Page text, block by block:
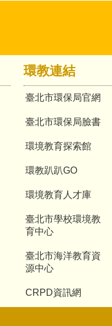
環教連結
臺北市環保局官網
臺北市環保局臉書
環境教育探索館
環教趴趴GO
環境教育人才庫
臺北市學校環境教
育中心
臺北市海洋教育資
源中心
CRPD資訊網